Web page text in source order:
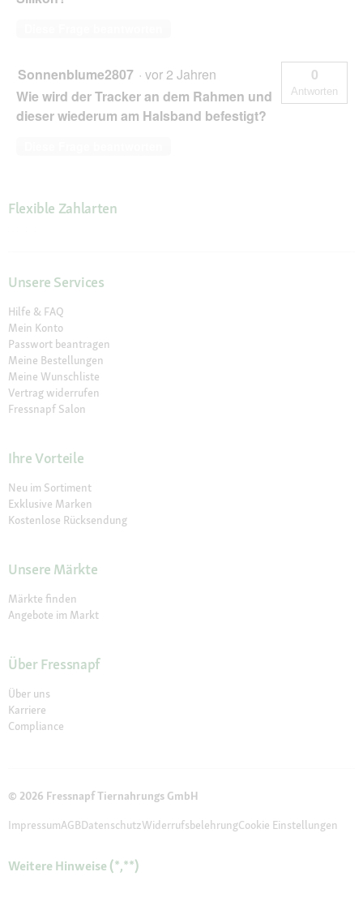
Sonnenblume2807 · vor 2 Jahren
Wie wird der Tracker an dem Rahmen und
dieser wiederum am Halsband befestigt?
0
Antworten
Flexible Zahlarten
Unsere Services
Hilfe & FAQ
Mein Konto
Passwort beantragen
Meine Bestellungen
Meine Wunschliste
Vertrag widerrufen
Fressnapf Salon
Ihre Vorteile
Neu im Sortiment
Exklusive Marken
Kostenlose Rücksendung
Unsere Märkte
Märkte finden
Angebote im Markt
Über Fressnapf
Über uns
Karriere
Compliance
© 2026 Fressnapf Tiernahrungs GmbH
ImpressumAGBDatenschutzWiderrufsbelehrungCookie Einstellungen
Weitere Hinweise (*,**)